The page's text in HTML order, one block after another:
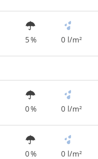
5 % 0 l/m²
0 % 0 l/m²
0 % 0 l/m²